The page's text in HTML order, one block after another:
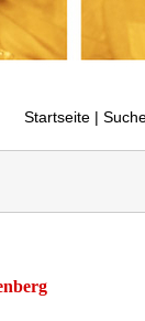
Startseite |